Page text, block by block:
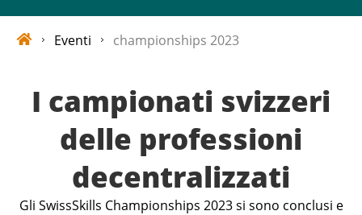
Eventi championships 2023
I campionati svizzeri
delle professioni
decentralizzati
Gli SwissSkills Championships 2023 si sono conclusi e